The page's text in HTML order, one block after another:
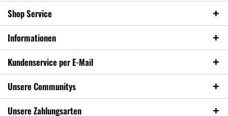
Shop Service
Informationen
Kundenservice per E-Mail
Unsere Communitys
Unsere Zahlungsarten